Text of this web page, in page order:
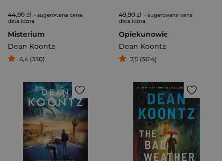
44,90 zł - sugerowana cena
detaliczna
Misterium
Dean Koontz
6,4 (330)
49,90 zł - sugerowana cena
detaliczna
Opiekunowie
Dean Koontz
7,5 (3614)